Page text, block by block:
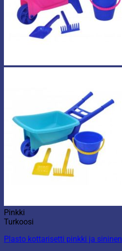
Pinkki
Turkoosi
Plasto kottarisetti pinkki ja sininen